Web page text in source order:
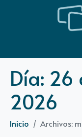
Día: 26
2026
Inicio Archivos: